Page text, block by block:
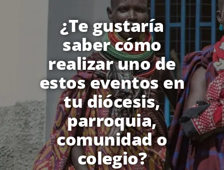
¿Te gustaría
saber cómo
realizar uno de
estos eventos en
tu diócesis,
parroquia,
comunidad o
colegio?